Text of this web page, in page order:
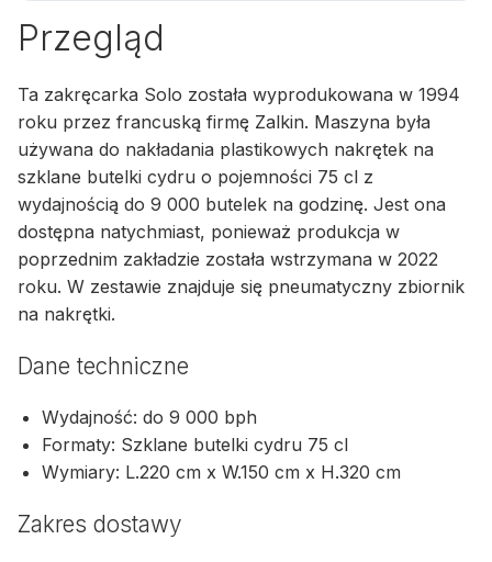
Przegląd
Ta zakręcarka Solo została wyprodukowana w 1994
roku przez francuską firmę Zalkin. Maszyna była
używana do nakładania plastikowych nakrętek na
szklane butelki cydru o pojemności 75 cl z
wydajnością do 9 000 butelek na godzinę. Jest ona
dostępna natychmiast, ponieważ produkcja w
poprzednim zakładzie została wstrzymana w 2022
roku. W zestawie znajduje się pneumatyczny zbiornik
na nakrętki.
Dane techniczne
Wydajność: do 9 000 bph
Formaty: Szklane butelki cydru 75 cl
Wymiary: L.220 cm x W.150 cm x H.320 cm
Zakres dostawy